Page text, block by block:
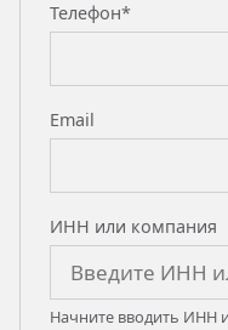
Телефон*
Email
ИНН или компания
Начните вводить ИНН